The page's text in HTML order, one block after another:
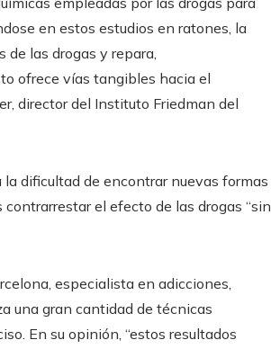
en estos estudios en ratones, la
las drogas y repara,
ofrece vías tangibles hacia el
director del Instituto Friedman del
dificultad de encontrar nuevas formas
el efecto de las drogas “sin
especialista en adicciones,
una gran cantidad de técnicas
En su opinión, “estos resultados